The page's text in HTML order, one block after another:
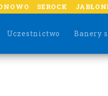
SEROCK
Uczestnictwo Banery